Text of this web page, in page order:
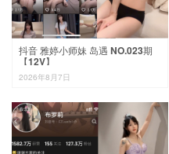
抖音 雅婷小师妹 岛遇 NO.023期
【12V】
2026年8月7日